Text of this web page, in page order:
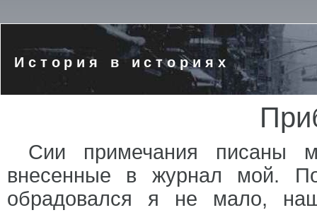
История в историях
Сии примечания писаны
внесенные в журнал мой.
обрадовался я не мало,